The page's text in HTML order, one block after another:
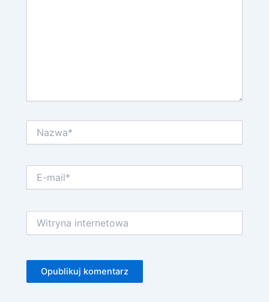
mail*
internetowa